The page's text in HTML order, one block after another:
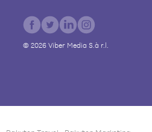
© 2026Viber Media S.à r.l.